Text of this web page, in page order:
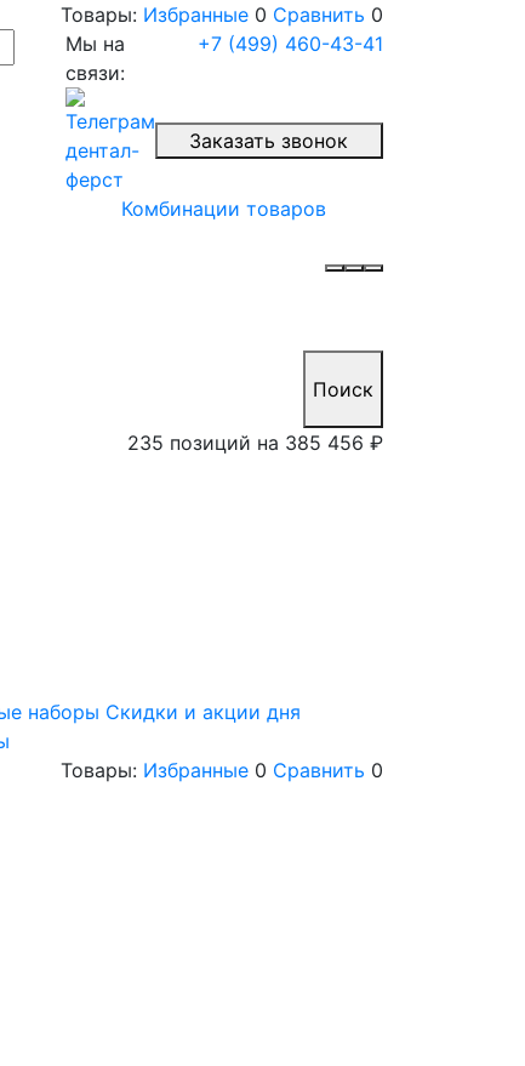
Товары: Избранные 0 Сравнить 0
Мы на
связи:
+7 (499) 460-43-41
Заказать звонок
Комбинации товаров
Поиск
235 позиций на 385 456 ₽
наборы Скидки и акции дня
Товары: Избранные 0 Сравнить 0